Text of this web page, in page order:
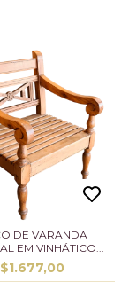
DE VARANDA
EM VINHÁTICO...